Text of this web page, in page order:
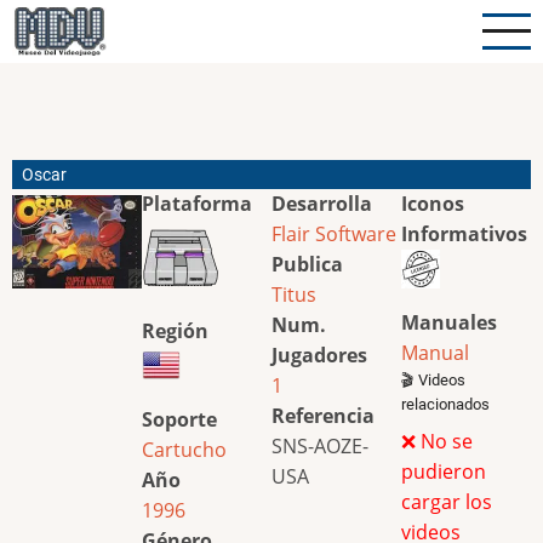
Pasar
al
Oscar
Plataforma
Región
Soporte
Cartucho
Año
1996
Desarrolla
Flair Software
Publica
Titus
Num.
Jugadores
1
Referencia
SNS-AOZE-
USA
Iconos
Informativos
Manuales
Manual
🎬 Videos
relacionados
❌ No se
pudieron
cargar los
videos